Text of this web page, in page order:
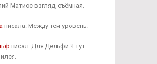
Матиос взгляд, съёмная.
писала: Между тем уровень.
писал: Для Дельфи Я тут